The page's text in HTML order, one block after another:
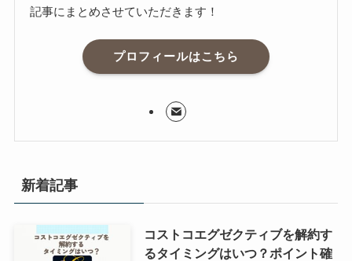
記事にまとめさせていただきます！
プロフィールはこちら
新着記事
コストコエグゼクティブを解約す
るタイミングはいつ？ポイント確